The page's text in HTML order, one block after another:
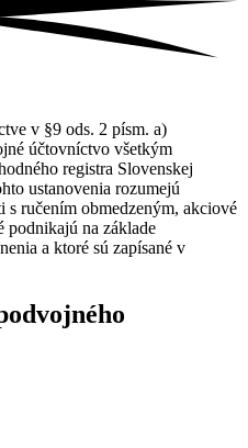
v §9 ods. 2 písm. a)
účtovníctvo všetkým
registra Slovenskej
ustanovenia rozumejú
s ručením obmedzeným, akciové
podnikajú na základe
a ktoré sú zapísané v